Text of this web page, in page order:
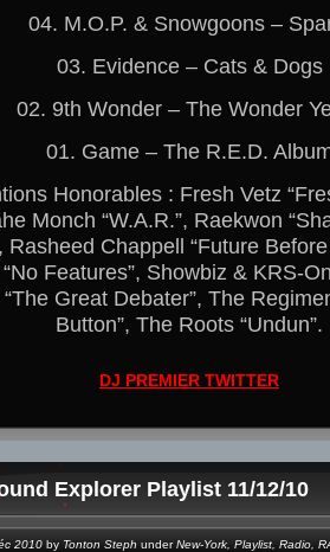
04. M.O.P. & Snowgoons –
03. Evidence – Cats & Dogs
02. 9th Wonder – The Wonder
01. Game – The R.E.D.
Honorables : Fresh Vetz
Monch “W.A.R.”, Raekwon
Rasheed Chappell “Future
Features”, Showbiz & KRS-
Great Debater”, The
Button”, The Roots “Undun”.
DJ PREMIER TWITTER
Explorer Playlist 11/12/10
2010 by Tonton Steph underNew-York Playlist Radio